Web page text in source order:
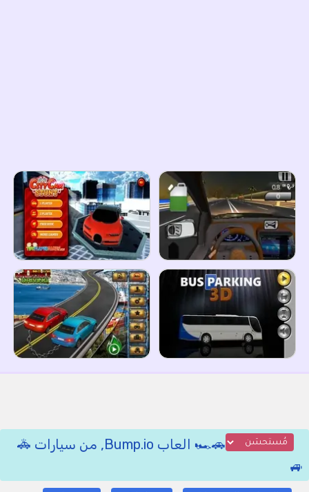
🚗🏎 العاب Bump.io, من سيارات 🚓
🚙